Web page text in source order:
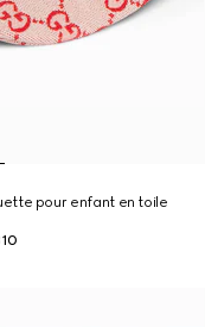
pour enfant en toile